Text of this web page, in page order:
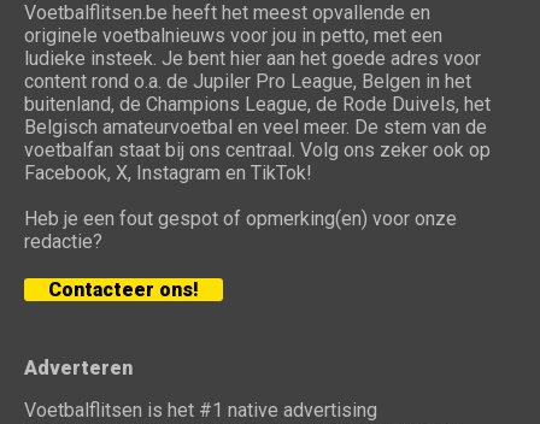
Voetbalflitsen.be heeft het meest opvallende en
originele voetbalnieuws voor jou in petto, met een
ludieke insteek. Je bent hier aan het goede adres voor
content rond o.a. de Jupiler Pro League, Belgen in het
buitenland, de Champions League, de Rode Duivels, het
Belgisch amateurvoetbal en veel meer. De stem van de
voetbalfan staat bij ons centraal. Volg ons zeker ook op
Facebook, X, Instagram en TikTok!
Heb je een fout gespot of opmerking(en) voor onze
redactie?
Contacteer ons!
Adverteren
Voetbalflitsen is het #1 native advertising